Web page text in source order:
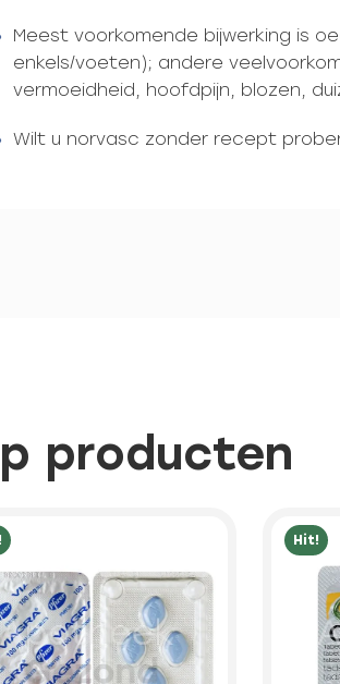
Meest voorkomende bijwerking is
enkels/voeten); andere
vermoeidheid, hoofdpijn, blozen,
Wilt u norvasc zonder recept
producten
Hit!